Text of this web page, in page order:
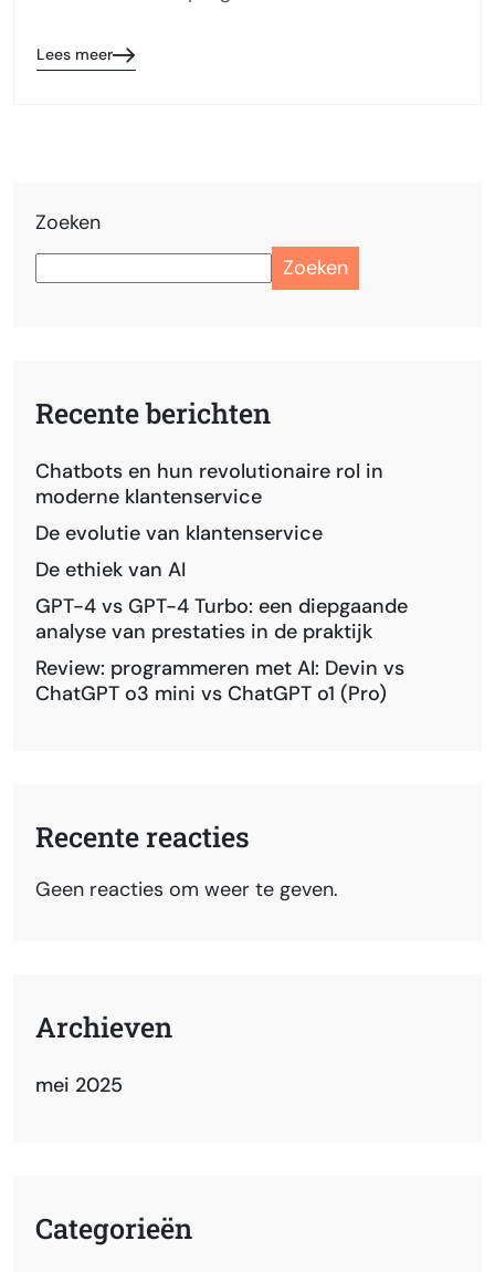
Zoeken
Zoeken
Recente berichten
Chatbots en hun revolutionaire rol in
moderne klantenservice
De evolutie van klantenservice
De ethiek van AI
GPT-4 vs GPT-4 Turbo: een diepgaande
analyse van prestaties in de praktijk
Review: programmeren met AI: Devin vs
ChatGPT o3 mini vs ChatGPT o1 (Pro)
Recente reacties
Geen reacties om weer te geven.
Archieven
mei 2025
Categorieën
Lees meer